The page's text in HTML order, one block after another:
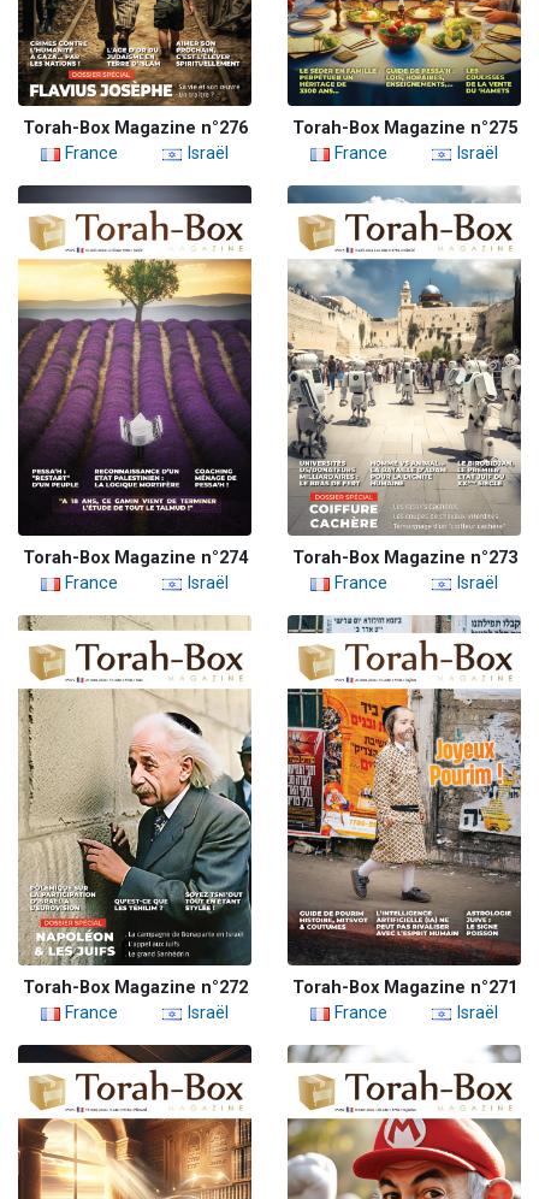
Torah-Box Magazine n°276
France
Israël
Torah-Box Magazine n°275
France
Israël
Torah-Box Magazine n°274
France
Israël
Torah-Box Magazine n°273
France
Israël
Torah-Box Magazine n°272
France
Israël
Torah-Box Magazine n°271
France
Israël